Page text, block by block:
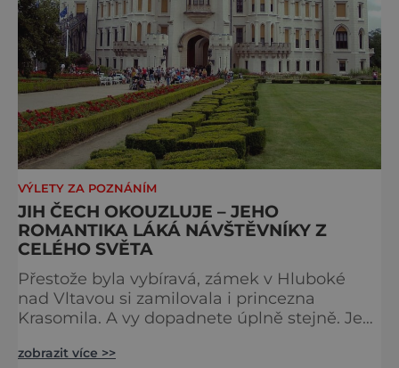
VÝLETY ZA POZNÁNÍM
JIH ČECH OKOUZLUJE – JEHO
ROMANTIKA LÁKÁ NÁVŠTĚVNÍKY Z
CELÉHO SVĚTA
Přestože byla vybíravá, zámek v Hluboké
nad Vltavou si zamilovala i princezna
Krasomila. A vy dopadnete úplně stejně. Je
jako nazdobený bílý dort na svatební tabuli.
zobrazit více >>